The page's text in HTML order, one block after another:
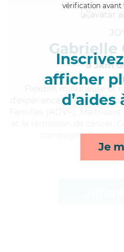
vérification avant
afficher
d’aides
Je
Gabrielle
à 5km
, minutieuse et
d'expérience et possède
compagnie/loisirs,